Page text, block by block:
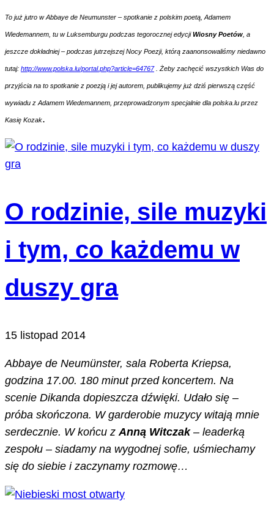
To już jutro w Abbaye de Neumunster – spotkanie z polskim poetą, Adamem
Wiedemannem, tu w Luksemburgu podczas tegorocznej edycjiWiosny Poetów , a
jeszcze dokładniej – podczas jutrzejszej Nocy Poezji, którą zaanonsowaliśmy niedawno
tutaj: http://www.polska.lu/portal.php?article=64767. Żeby zachęcić wszystkich Was do
przyjścia na to spotkanie z poezją i jej autorem, publikujemy już dziś pierwszą część
wywiadu z Adamem Wiedemannem, przeprowadzonym specjalnie dla polska.lu przez
Kasię Kozak.
O rodzinie, sile muzyki
i tym, co każdemu w
duszy gra
15 listopad 2014
Abbaye de Neumünster, sala Roberta Kriepsa,
godzina 17.00. 180 minut przed koncertem. Na
scenie Dikanda dopieszcza dźwięki. Udało się –
próba skończona. W garderobie muzycy witają mnie
serdecznie. W końcu zAnną Witczak– leaderką
zespołu – siadamy na wygodnej sofie, uśmiechamy
się do siebie i zaczynamy rozmowę…